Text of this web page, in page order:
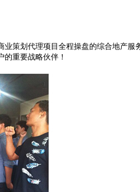
策划代理项目全程操盘的综合地产
重要战略伙伴！